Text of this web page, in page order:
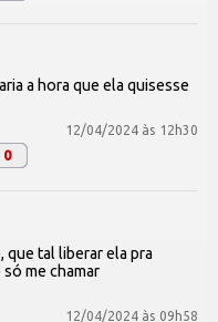
a hora que ela quisesse
12/04/2024 às 12h30
0
que tal liberar ela pra
me chamar
12/04/2024 às 09h58